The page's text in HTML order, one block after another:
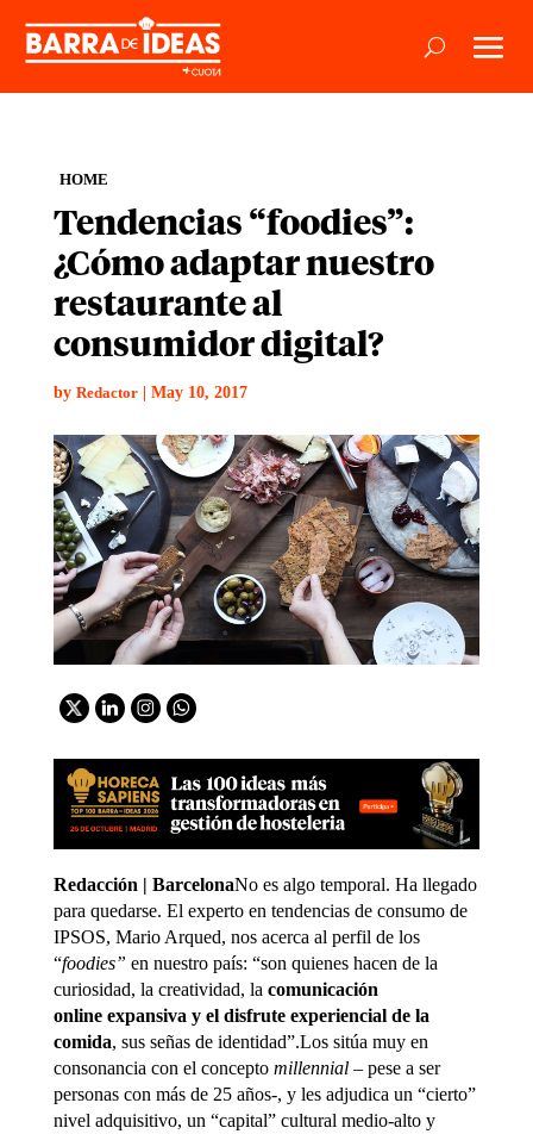
HOME
Tendencias “foodies”:
¿Cómo adaptar nuestro
restaurante al
consumidor digital?
by Redactor| May 10, 2017
Redacción | BarcelonaNo es algo temporal. Ha llegado
para quedarse. El experto en tendencias de consumo de
IPSOS, Mario Arqued, nos acerca al perfil de los
“foodies” en nuestro país: “son quienes hacen de la
curiosidad, la creatividad, la comunicación
online expansiva y el disfrute experiencial de la
comida, sus señas de identidad”.Los sitúa muy en
consonancia con el concepto millennial– pese a ser
personas con más de 25 años-, y les adjudica un “cierto”
nivel adquisitivo, un “capital” cultural medio-alto y